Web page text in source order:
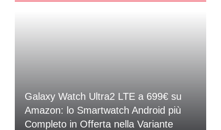
Galaxy Watch Ultra2 LTE a 699€ su
Amazon: lo Smartwatch Android più
Completo in Offerta nella Variante